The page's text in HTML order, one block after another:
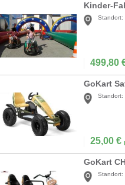
Kinder-
Standort:
499,80
GoKart
Standort:
25,00 €
Standort: